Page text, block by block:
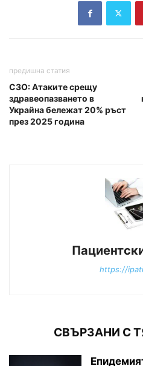
предишна статия
СЗО: Атаките срещу
здравеопазването в
Украйна бележат 20% ръст
през 2025 година
https://
СВЪРЗАНИ С